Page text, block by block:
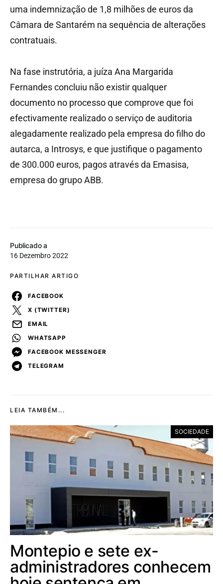
Publicado a
16 Dezembro 2022
PARTILHAR ARTIGO
FACEBOOK
X (TWITTER)
EMAIL
WHATSAPP
FACEBOOK MESSENGER
TELEGRAM
uma indemnização de 1,8 milhões de euros da
Câmara de Santarém na sequência de alterações
contratuais.
Na fase instrutória, a juíza Ana Margarida
Fernandes concluiu não existir qualquer
documento no processo que comprove que foi
efectivamente realizado o serviço de auditoria
alegadamente realizado pela empresa do filho do
autarca, a Introsys, e que justifique o pagamento
de 300.000 euros, pagos através da Emasisa,
empresa do grupo ABB.
LEIA TAMBÉM...
SOCIEDADE
Montepio e sete ex-
administradores conhecem